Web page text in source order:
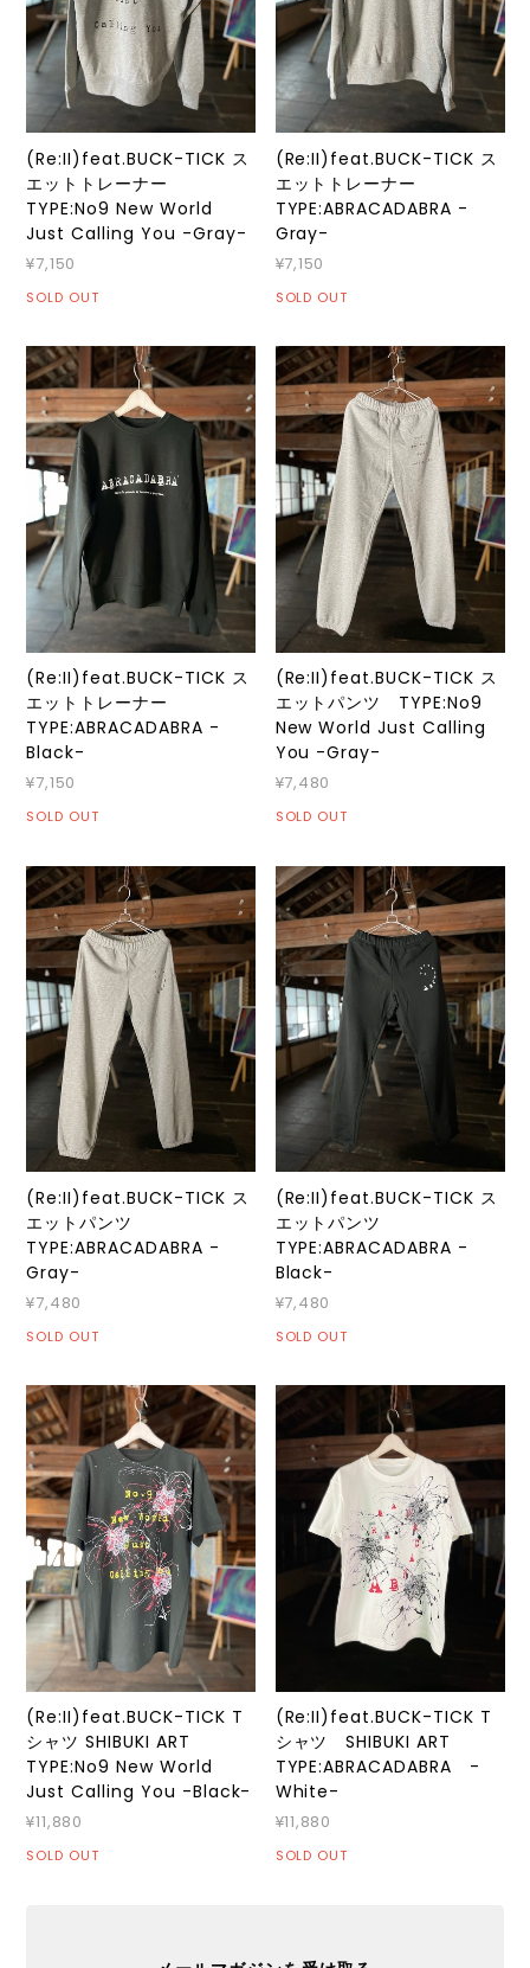
(Re:II)feat.BUCK-TICK ス
エットトレーナー
TYPE:No9 New World
Just Calling You -Gray-
¥7,150
SOLD OUT
(Re:II)feat.BUCK-TICK ス
エットトレーナー
TYPE:ABRACADABRA -
Gray-
¥7,150
SOLD OUT
(Re:II)feat.BUCK-TICK ス
エットトレーナー
TYPE:ABRACADABRA -
Black-
¥7,150
SOLD OUT
(Re:II)feat.BUCK-TICK ス
エットパンツ TYPE:No9
New World Just Calling
You -Gray-
¥7,480
SOLD OUT
(Re:II)feat.BUCK-TICK ス
エットパンツ
TYPE:ABRACADABRA -
Gray-
¥7,480
SOLD OUT
(Re:II)feat.BUCK-TICK ス
エットパンツ
TYPE:ABRACADABRA -
Black-
¥7,480
SOLD OUT
(Re:II)feat.BUCK-TICK T
シャツ SHIBUKI ART
TYPE:No9 New World
Just Calling You -Black-
¥11,880
SOLD OUT
(Re:II)feat.BUCK-TICK T
シャツ SHIBUKI ART
TYPE:ABRACADABRA -
White-
¥11,880
SOLD OUT